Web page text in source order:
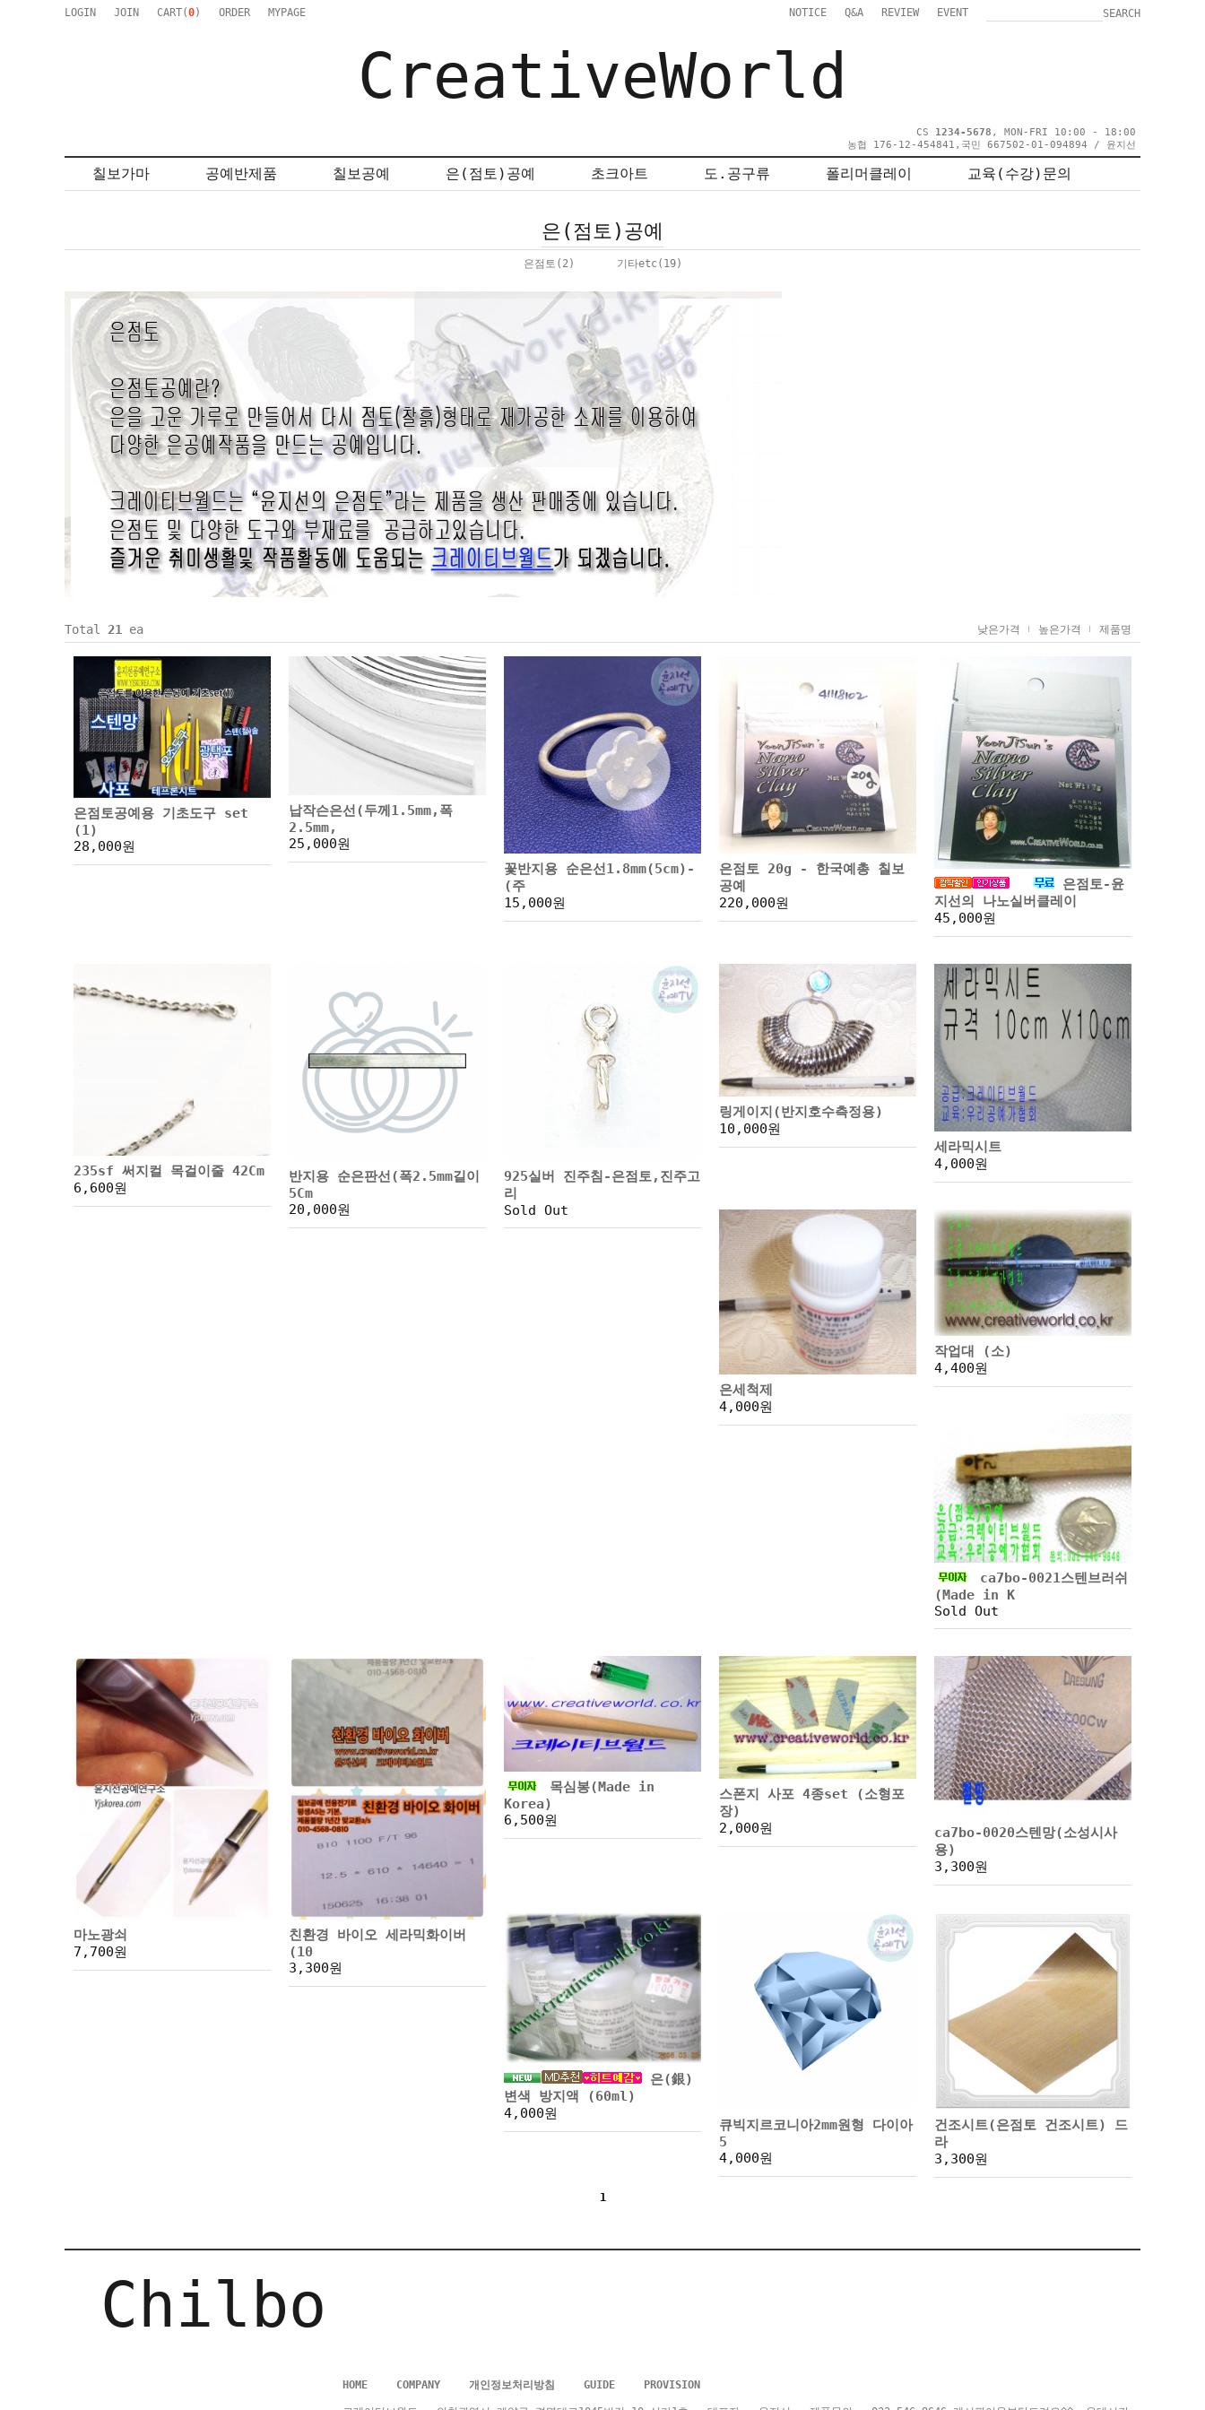
LOGIN JOIN CART(0) ORDER MYPAGE NOTICE Q&A REVIEW EVENT SEARCH
CreativeWorld
CS 1234-5678 , MON-FRI 10:00 - 18:00
농협 176-12-454841,국민 667502-01-094894 / 윤지선
칠보가마 공예반제품 칠보공예 은(점토)공예 초크아트 도.공구류 폴리머클레이 교육(수강)문의
은(점토)공예
은점토 (2) 기타etc(19)
Total 21 ea 낮은가격 높은가격 제품명
은점토공예용 기초도구 set
(1)
28,000원
납작슨은선(두께1.5mm,폭
2.5mm,
25,000원
꽃반지용 순은선1.8mm(5cm)-
(주
15,000원
은점토 20g - 한국예총 칠보
공예
220,000원
은점토-윤
지선의 나노실버클레이
45,000원
235sf 써지컬 목걸이줄 42Cm
6,600원
반지용 순은판선(폭2.5mm길이
5Cm
20,000원
925실버 진주침-은점토,진주고
리
Sold Out
링게이지(반지호수측정용)
10,000원
세라믹시트
4,000원
은세척제
4,000원
작업대 (소)
4,400원
ca7bo-0021스텐브러쉬
(Made in K
Sold Out
마노광쇠
7,700원
친환경 바이오 세라믹화이버
(10
3,300원
목심봉(Made in
Korea)
6,500원
스폰지 사포 4종set (소형포
장)
2,000원
ca7bo-0020스텐망(소성시사
용)
3,300원
은(銀)
변색 방지액 (60ml)
4,000원
큐빅지르코니아2mm원형 다이아
5
4,000원
건조시트(은점토 건조시트) 드
라
3,300원
1
Chilbo
HOME COMPANY 개인정보처리방침 GUIDE PROVISION